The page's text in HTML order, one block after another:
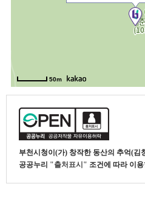
부천시청이(가) 창작한동산의 추억(김
공공누리 "출처표시" 조건에 따라 이